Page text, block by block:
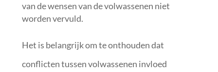
van de wensen van de volwassenen niet
worden vervuld.
Het is belangrijk om te onthouden dat
conflicten tussen volwassenen invloed